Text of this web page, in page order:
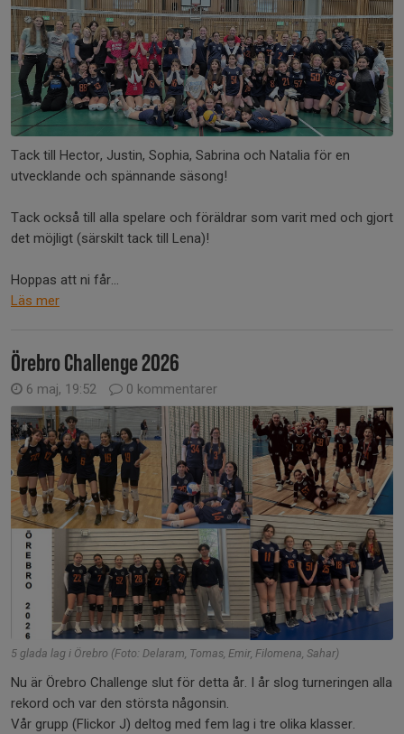
Tack till Hector, Justin, Sophia, Sabrina och Natalia för en
utvecklande och spännande säsong!
Tack också till alla spelare och föräldrar som varit med och gjort
det möjligt (särskilt tack till Lena)!
Hoppas att ni får...
Läs mer
Örebro Challenge 2026
6 maj, 19:52 0 kommentarer
5 glada lag i Örebro (Foto: Delaram, Tomas, Emir, Filomena, Sahar)
Nu är Örebro Challenge slut för detta år. I år slog turneringen alla
rekord och var den största någonsin.
Vår grupp (Flickor J) deltog med fem lag i tre olika klasser.